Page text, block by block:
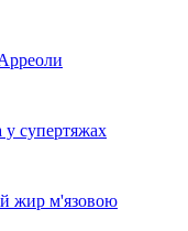
у супертяжах
жир м'язовою